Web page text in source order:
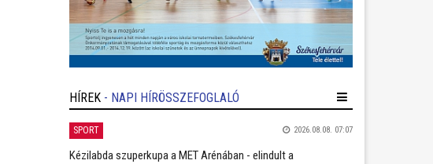
HÍREK - NAPI HÍRÖSSZEFOGLALÓ
SPORT 2026.08.08. 07:07
Kézilabda szuperkupa a MET Arénában - elindult a